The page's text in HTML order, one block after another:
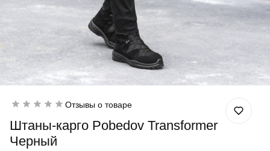
Отзывы о товаре
Штаны-карго Pobedov Transformer
Черный